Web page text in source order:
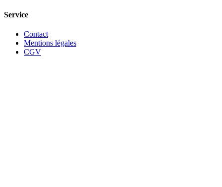
Service
Contact
Mentions légales
CGV